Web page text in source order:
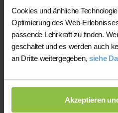
Cookies und änhliche
Optimierung des Web-
passende Lehrkraft zu finden.
geschaltet und es werden auch
an Dritte weitergegeben, siehe
Akzeptieren
möglichst schnell
passende Lehrkraft
Ausfall können Sie
Vermittlung einer
unterstützt werden.
ihren Unterricht
Die jeweilige